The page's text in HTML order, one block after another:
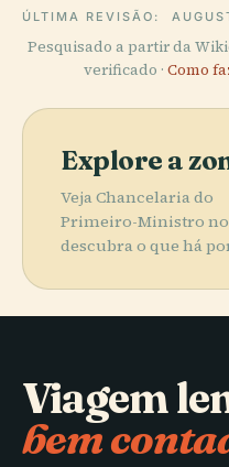
ÚLTIMA REVISÃO:
Pesquisado a partir da
verificado · Como
Explore a
Veja Chancelaria do
Primeiro-Ministro no
descubra o que há
Viagem
bem